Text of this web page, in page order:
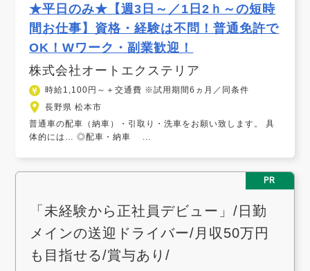
★平日のみ★【週3日～／1日2ｈ～の短時
間お仕事】資格・経験は不問！普通免許で
OK！Wワーク・副業歓迎！
株式会社オートエクステリア
時給1,100円～＋交通費 ※試用期間6ヵ月／同条件
長野県 松本市
普通車の配車（納車）・引取り・洗車をお願い致します。 具
体的には… ◎配車・納車 ...
PR
「未経験から正社員デビュー」/日勤
メインの送迎ドライバー/月収50万円
も目指せる/賞与あり/